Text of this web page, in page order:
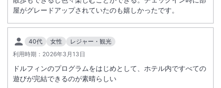
屋がグレードアップされていたのも嬉しかったです。
40代 女性
レジャー・観光
利用時期： 2026年3月13日
ドルフィンのプログラムをはじめとして、ホテル内ですべての
遊びが完結できるのが素晴らしい